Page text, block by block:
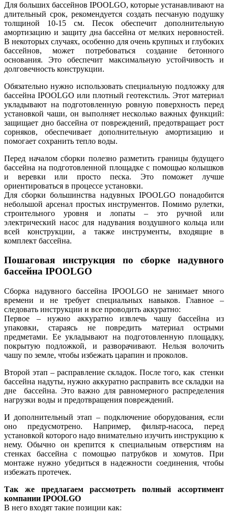
Для больших бассейнов IPOOLGO, которые устанавливают на
длительный срок, рекомендуется создать песчаную подушку
толщиной 10-15 см. Песок обеспечит дополнительную
амортизацию и защиту дна бассейна от мелких неровностей.
В некоторых случаях, особенно для очень крупных и глубоких
бассейнов, может потребоваться создание бетонного
основания. Это обеспечит максимальную устойчивость и
долговечность конструкции.
Обязательно нужно использовать специальную подложку для
бассейна IPOOLGO или плотный геотекстиль. Этот материал
укладывают на подготовленную ровную поверхность перед
установкой чаши, он выполняет несколько важных функций:
защищает дно бассейна от повреждений, предотвращает рост
сорняков, обеспечивает дополнительную амортизацию и
помогает сохранить тепло воды.
Перед началом сборки полезно разметить границы будущего
бассейна на подготовленной площадке с помощью колышков
и веревки или просто песка. Это поможет лучше
ориентироваться в процессе установки.
Для сборки большинства надувных IPOOLGO понадобится
небольшой арсенал простых инструментов. Помимо рулетки,
строительного уровня и лопаты – это ручной или
электрический насос для надувания воздушного кольца или
всей конструкции, а также инструменты, входящие в
комплект бассейна.
Пошаговая инструкция по сборке надувного
бассейна IPOOLGO
Сборка надувного бассейна IPOOLGO не занимает много
времени и не требует специальных навыков. Главное –
следовать инструкции и все проводить аккуратно:
Первое – нужно аккуратно извлечь чашу бассейна из
упаковки, стараясь не повредить материал острыми
предметами. Ее укладывают на подготовленную площадку,
покрытую подложкой, и разворачивают. Нельзя волочить
чашу по земле, чтобы избежать царапин и проколов.
Второй этап – расправление складок. После того, как стенки
бассейна надуты, нужно аккуратно расправить все складки на
дне бассейна. Это важно для равномерного распределения
нагрузки воды и предотвращения повреждений.
И дополнительный этап – подключение оборудования, если
оно предусмотрено. Например, фильтр-насоса, перед
установкой которого надо внимательно изучить инструкцию к
нему. Обычно он крепится к специальным отверстиям на
стенках бассейна с помощью патрубков и хомутов. При
монтаже нужно убедиться в надежности соединения, чтобы
избежать протечек.
Так же предлагаем рассмотреть полный ассортимент
компании IPOOLGO
В него входят такие позиции как: